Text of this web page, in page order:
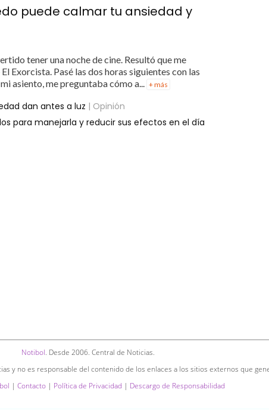
puede calmar tu ansiedad y
tener una noche de cine. Resultó que me
Exorcista. Pasé las dos horas siguientes con las
asiento, me preguntaba cómo a...
+ más
dan antes a luz | Opinión
para manejarla y reducir sus efectos en el día
Notibol. Desde 2006. Central de Noticias.
y no es responsable del contenido de los enlaces a los sitios externos que
| Contacto| Política de Privacidad | Descargo de Responsabilidad